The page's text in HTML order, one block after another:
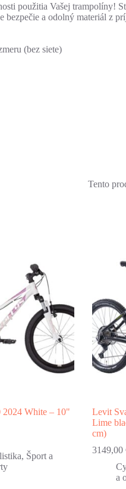
použitia Vašej trampolíny!
a odolný materiál z
(bez siete)
Tento
White – 10"
, Šport a
Levit
Lime
cm)
3149,00
a